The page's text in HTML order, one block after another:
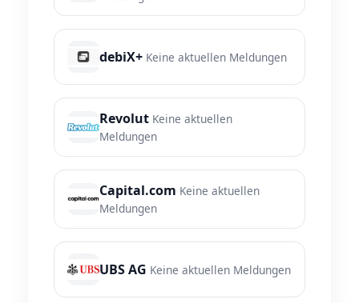
debiX+ Keine aktuellen Meldungen
Revolut Keine aktuellen
Meldungen
Capital.com Keine aktuellen
Meldungen
UBS AG Keine aktuellen Meldungen